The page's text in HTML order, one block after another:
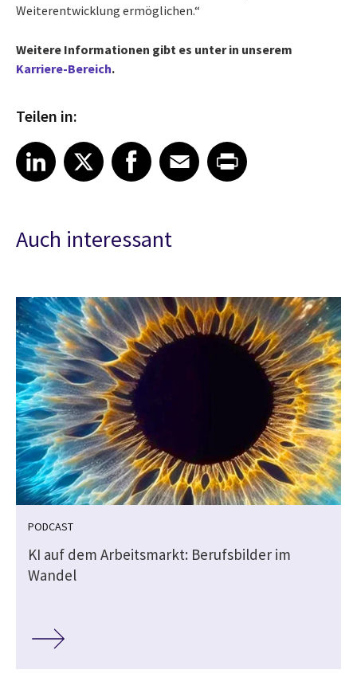
Weiterentwicklung ermöglichen.“
Weitere Informationen gibt es unter in unserem
Karriere-Bereich.
Teilen in:
Share article on LinkedIn
LinkedIn
Share article on XShare article on Facebook
Facebook
Share article on Email
EmailShare article on Print
Auch interessant
PODCAST
KI auf dem Arbeitsmarkt: Berufsbilder im
Wandel